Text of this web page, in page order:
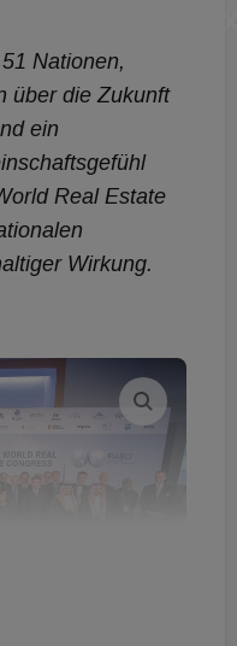
Nationen,
über die Zukunft
ein
Real Estate
Wirkung.